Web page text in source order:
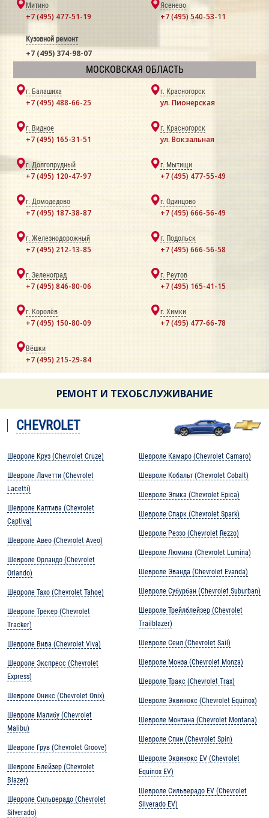
Митино
+7 (495) 477-51-19
Ясенево
+7 (495) 540-53-11
Кузовной ремонт
+7 (495) 374-98-07
МОСКОВСКАЯ ОБЛАСТЬ
г. Балашиха
+7 (495) 488-66-25
г. Красногорск
ул. Пионерская
г. Видное
+7 (495) 165-31-51
г. Красногорск
ул. Вокзальная
г. Долгопрудный
+7 (495) 120-47-97
г. Мытищи
+7 (495) 477-55-49
г. Домодедово
+7 (495) 187-38-87
г. Одинцово
+7 (495) 666-56-49
г. Железнодорожный
+7 (495) 212-13-85
г. Подольск
+7 (495) 666-56-58
г. Зеленоград
+7 (495) 846-80-06
г. Реутов
+7 (495) 165-41-15
г. Королёв
+7 (495) 150-80-09
г. Химки
+7 (495) 477-66-78
Вёшки
+7 (495) 215-29-84
РЕМОНТ И ТЕХОБСЛУЖИВАНИЕ
CHEVROLET
Шевроле Круз (Chevrolet Cruze)
Шевроле Лачетти (Chevrolet
Lacetti)
Шевроле Каптива (Chevrolet
Captiva)
Шевроле Авео (Chevrolet Aveo)
Шевроле Орландо (Chevrolet
Orlando)
Шевроле Тахо (Chevrolet Tahoe)
Шевроле Трекер (Chevrolet
Tracker)
Шевроле Вива (Chevrolet Viva)
Шевроле Экспресс (Chevrolet
Express)
Шевроле Оникс (Chevrolet Onix)
Шевроле Малибу (Chevrolet
Malibu)
Шевроле Грув (Chevrolet Groove)
Шевроле Блейзер (Chevrolet
Blazer)
Шевроле Сильверадо (Chevrolet
Silverado)
Шевроле Камаро (Chevrolet Camaro)
Шевроле Кобальт (Chevrolet Cobalt)
Шевроле Эпика (Chevrolet Epica)
Шевроле Спарк (Chevrolet Spark)
Шевроле Реззо (Chevrolet Rezzo)
Шевроле Люмина (Chevrolet Lumina)
Шевроле Эванда (Chevrolet Evanda)
Шевроле Субурбан (Chevrolet Suburban)
Шевроле Трейлблейзер (Chevrolet
Trailblazer)
Шевроле Сеил (Chevrolet Sail)
Шевроле Монза (Chevrolet Monza)
Шевроле Тракс (Chevrolet Trax)
Шевроле Эквинокс (Chevrolet Equinox)
Шевроле Монтана (Chevrolet Montana)
Шевроле Спин (Chevrolet Spin)
Шевроле Эквинокс EV (Chevrolet
Equinox EV)
Шевроле Сильверадо EV (Chevrolet
Silverado EV)